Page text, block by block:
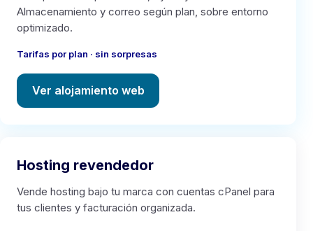
Almacenamiento y correo según plan, sobre entorno
optimizado.
Tarifas por plan · sin sorpresas
Ver alojamiento web
Hosting revendedor
Vende hosting bajo tu marca con cuentas cPanel para
tus clientes y facturación organizada.